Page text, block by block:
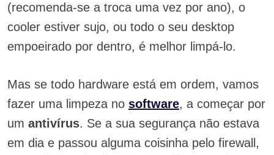
(recomenda-se a troca uma vez por ano), o
cooler estiver sujo, ou todo o seu desktop
empoeirado por dentro, é melhor limpá-lo.
Mas se todo hardware está em ordem, vamos
fazer uma limpeza no software, a começar por
um antivírus. Se a sua segurança não estava
em dia e passou alguma coisinha pelo firewall,